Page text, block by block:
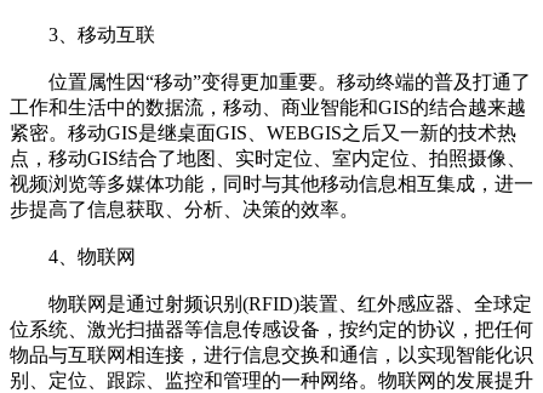
3、移动互联
位置属性因“移动”变得更加重要。移动终端的普及打通了
工作和生活中的数据流，移动、商业智能和GIS的结合越来越
紧密。移动GIS是继桌面GIS、WEBGIS之后又一新的技术热
点，移动GIS结合了地图、实时定位、室内定位、拍照摄像、
视频浏览等多媒体功能，同时与其他移动信息相互集成，进一
步提高了信息获取、分析、决策的效率。
4、物联网
物联网是通过射频识别(RFID)装置、红外感应器、全球定
位系统、激光扫描器等信息传感设备，按约定的协议，把任何
物品与互联网相连接，进行信息交换和通信，以实现智能化识
别、定位、跟踪、监控和管理的一种网络。物联网的发展提升